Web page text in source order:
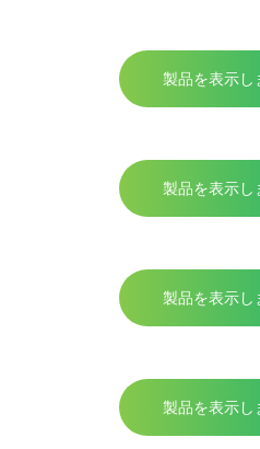
製品を表示し
製品を表示し
製品を表示し
製品を表示し